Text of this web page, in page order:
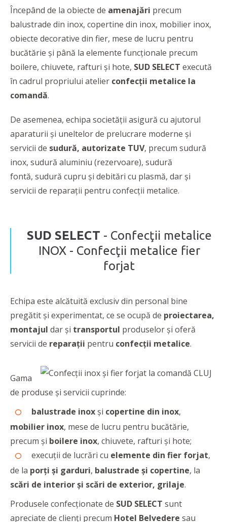
Începând de la obiecte de amenajări precum
balustrade din inox, copertine din inox, mobilier inox,
obiecte decorative din fier, mese de lucru pentru
bucătărie și până la elemente funcţionale precum
boilere, chiuvete, rafturi și hote, SUD SELECT execută
în cadrul propriului atelier confecţii metalice la
comandă.
De asemenea, echipa societăţii asigură cu ajutorul
aparaturii și uneltelor de prelucrare moderne şi
servicii de sudură, autorizate TUV, precum sudură
inox, sudură aluminiu (rezervoare), sudură
fontă, sudură cupru și debitări cu plasmă, dar şi
servicii de reparaţii pentru confecţii metalice.
SUD SELECT - Confecţii metalice
INOX - Confecţii metalice fier
forjat
Echipa este alcătuită exclusiv din personal bine
pregătit şi experimentat, ce se ocupă de proiectarea,
montajul dar și transportul produselor și oferă
servicii de reparații pentru confecții metalice.
Gama
de produse şi servicii cuprinde:
balustrade inox şi copertine din inox,
mobilier inox, mese de lucru pentru bucătărie,
precum şi boilere inox, chiuvete, rafturi şi hote;
execuţii de lucrări cu elemente din fier forjat,
de la porţi şi garduri, balustrade şi copertine, la
scări de interior şi scări de exterior, grilaje.
Produsele confecționate de SUD SELECT sunt
apreciate de clienți precum Hotel Belvedere sau